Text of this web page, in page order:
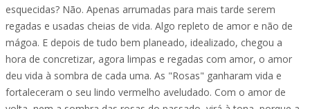
esquecidas? Não. Apenas arrumadas para mais tarde serem
regadas e usadas cheias de vida. Algo repleto de amor e não de
mágoa. E depois de tudo bem planeado, idealizado, chegou a
hora de concretizar, agora limpas e regadas com amor, o amor
deu vida à sombra de cada uma. As "Rosas" ganharam vida e
fortaleceram o seu lindo vermelho aveludado. Com o amor de